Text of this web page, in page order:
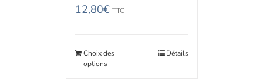
12,80€ TTC
Choix des
options
Détails